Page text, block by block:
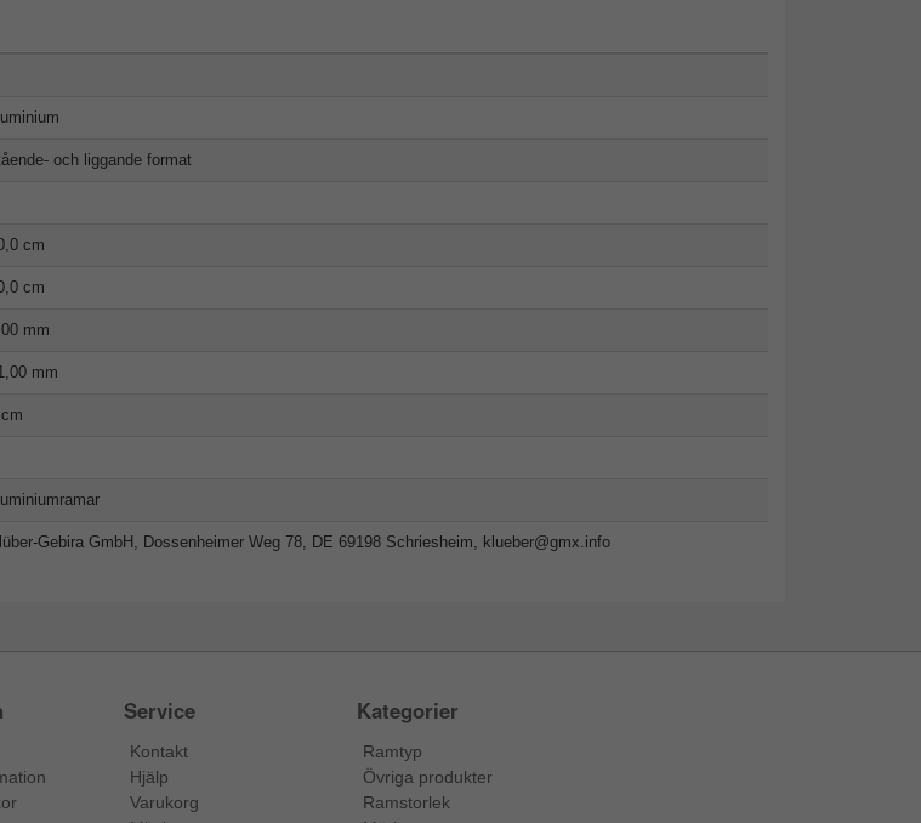
och liggande format
cm
cm
mm
mm
Gebira GmbH, Dossenheimer Weg 78, DE 69198 Schriesheim, klueber@gmx.info
Service
Kontakt
Hjälp
Varukorg
Kategorier
Ramtyp
Övriga produkter
Ramstorlek